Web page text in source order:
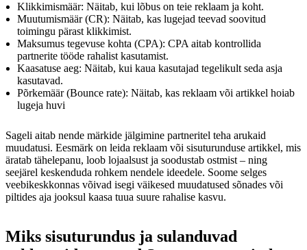
Klikkimismäär: Näitab, kui lõbus on teie reklaam ja koht.
Muutumismäär (CR): Näitab, kas lugejad teevad soovitud
toimingu pärast klikkimist.
Maksumus tegevuse kohta (CPA): CPA aitab kontrollida
partnerite tööde rahalist kasutamist.
Kaasatuse aeg: Näitab, kui kaua kasutajad tegelikult seda asja
kasutavad.
Põrkemäär (Bounce rate): Näitab, kas reklaam või artikkel hoiab
lugeja huvi
Sageli aitab nende märkide jälgimine partneritel teha arukaid
muudatusi. Eesmärk on leida reklaam või sisuturunduse artikkel, mis
äratab tähelepanu, loob lojaalsust ja soodustab ostmist – ning
seejärel keskenduda rohkem nendele ideedele. Soome selges
veebikeskkonnas võivad isegi väikesed muudatused sõnades või
piltides aja jooksul kaasa tuua suure rahalise kasvu.
Miks sisuturundus ja sulanduvad